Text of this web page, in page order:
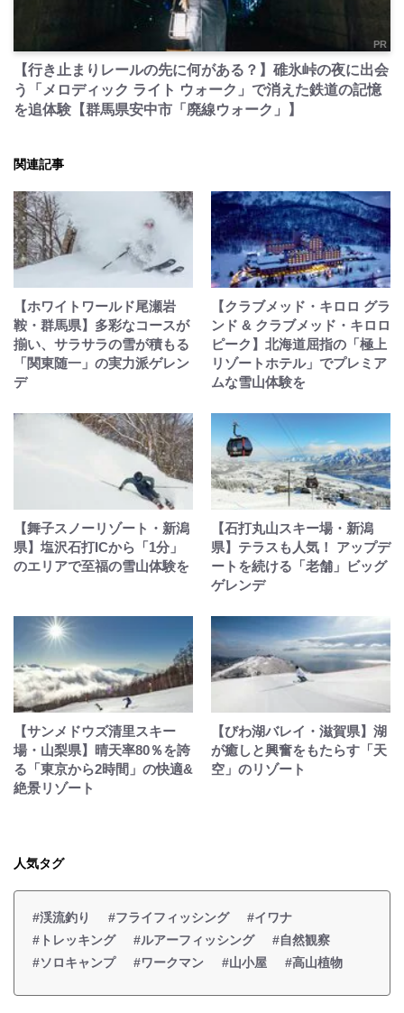
PR
【行き止まりレールの先に何がある？】碓氷峠の夜に出会
う「メロディック ライト ウォーク」で消えた鉄道の記憶
を追体験【群馬県安中市「廃線ウォーク」】
関連記事
【ホワイトワールド尾瀬岩
鞍・群馬県】多彩なコースが
揃い、サラサラの雪が積もる
「関東随一」の実力派ゲレン
デ
【クラブメッド・キロロ グラ
ンド & クラブメッド・キロロ
ピーク】北海道屈指の「極上
リゾートホテル」でプレミア
ムな雪山体験を
【舞子スノーリゾート・新潟
県】塩沢石打ICから「1分」
のエリアで至福の雪山体験を
【石打丸山スキー場・新潟
県】テラスも人気！ アップデ
ートを続ける「老舗」ビッグ
ゲレンデ
【サンメドウズ清里スキー
場・山梨県】晴天率80％を誇
る「東京から2時間」の快適&
絶景リゾート
【びわ湖バレイ・滋賀県】湖
が癒しと興奮をもたらす「天
空」のリゾート
人気タグ
#渓流釣り #フライフィッシング
#イワナ
#トレッキング
#ルアーフィッシング
#自然観察
#ソロキャンプ
#ワークマン #山小屋 #高山植物